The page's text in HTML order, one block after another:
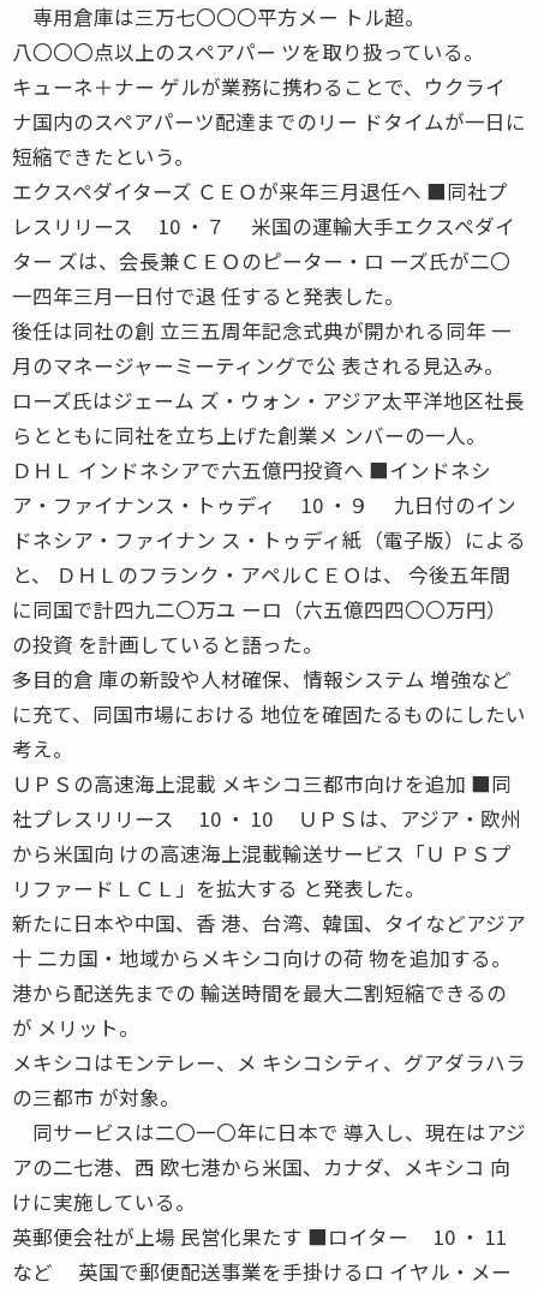
専用倉庫は三万七〇〇〇平方メー トル超。
八〇〇〇点以上のスペアパー ツを取り扱っている。
キューネ＋ナー ゲルが業務に携わることで、ウクライ
ナ国内のスペアパーツ配達までのリー ドタイムが一日に
短縮できたという。
エクスペダイターズ ＣＥＯが来年三月退任へ ■同社プ
レスリリース 10 ・７ 米国の運輸大手エクスペダイ
ター ズは、会長兼ＣＥＯのピーター・ロ ーズ氏が二〇
一四年三月一日付で退 任すると発表した。
後任は同社の創 立三五周年記念式典が開かれる同年 一
月のマネージャーミーティングで公 表される見込み。
ローズ氏はジェーム ズ・ウォン・アジア太平洋地区社長
らとともに同社を立ち上げた創業メ ンバーの一人。
ＤＨＬ インドネシアで六五億円投資へ ■インドネシ
ア・ファイナンス・トゥディ 10 ・９ 九日付のイン
ドネシア・ファイナン ス・トゥディ紙（電子版）による
と、 ＤＨＬのフランク・アペルＣＥＯは、 今後五年間
に同国で計四九二〇万ユ ーロ（六五億四四〇〇万円）
の投資 を計画していると語った。
多目的倉 庫の新設や人材確保、情報システム 増強など
に充て、同国市場における 地位を確固たるものにしたい
考え。
ＵＰＳの高速海上混載 メキシコ三都市向けを追加 ■同
社プレスリリース 10 ・ 10 ＵＰＳは、アジア・欧州
から米国向 けの高速海上混載輸送サービス「Ｕ ＰＳプ
リファードＬＣＬ」を拡大する と発表した。
新たに日本や中国、香 港、台湾、韓国、タイなどアジア
十 二カ国・地域からメキシコ向けの荷 物を追加する。
港から配送先までの 輸送時間を最大二割短縮できるの
が メリット。
メキシコはモンテレー、メ キシコシティ、グアダラハラ
の三都市 が対象。
同サービスは二〇一〇年に日本で 導入し、現在はアジ
アの二七港、西 欧七港から米国、カナダ、メキシコ 向
けに実施している。
英郵便会社が上場 民営化果たす ■ロイター 10 ・ 11
など 英国で郵便配送事業を手掛けるロ イヤル・メー